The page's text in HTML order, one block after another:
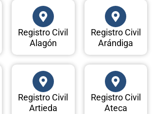
Registro Civil
Alagón
Registro Civil
Arándiga
Registro Civil
Artieda
Registro Civil
Ateca